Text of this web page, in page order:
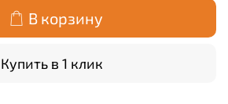
В корзину
Купить в 1 клик